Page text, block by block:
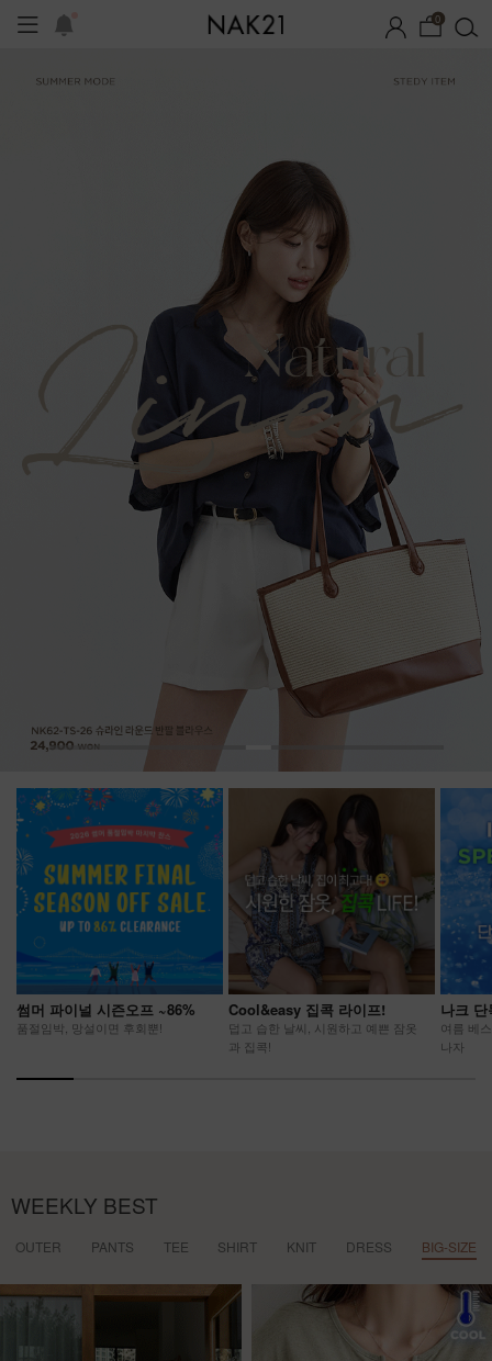
0
여름 잠옷 장마템 기획전 오늘출발
썸머 파이널 시즌오프 ~86%
품절임박, 망설이면 후회뿐!
Cool&easy 집콕 라이프!
덥고 습한 날씨, 시원하고 예쁜 잠옷
과 집콕!
나크
여름 베
나자
WEEKLY BEST
OUTER PANTS TEE SHIRT KNIT DRESS BIG-SIZE